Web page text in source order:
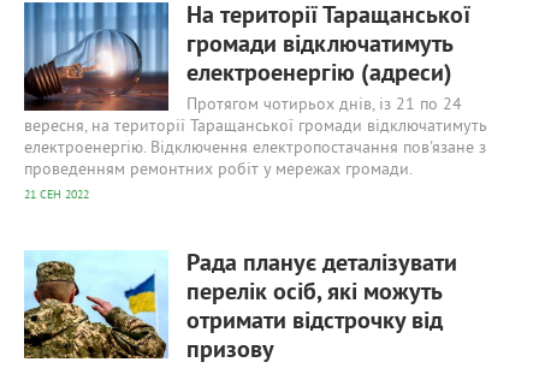
На території Таращанської
громади відключатимуть
електроенергію (адреси)
Протягом чотирьох днів, із 21 по 24
вересня, на території Таращанської громади відключатимуть
електроенергію. Відключення електропостачання пов'язане з
проведенням ремонтних робіт у мережах громади.
21 СЕН 2022
Рада планує деталізувати
перелік осіб, які можуть
отримати відстрочку від
призову